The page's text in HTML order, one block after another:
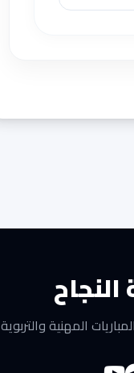
المهنية والتربوية